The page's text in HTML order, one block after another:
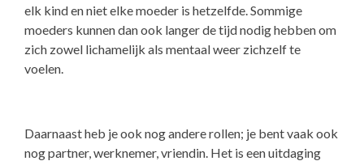
elk kind en niet elke moeder is hetzelfde. Sommige
moeders kunnen dan ook langer de tijd nodig hebben om
zich zowel lichamelijk als mentaal weer zichzelf te
voelen.
Daarnaast heb je ook nog andere rollen; je bent vaak ook
nog partner, werknemer, vriendin. Het is een uitdaging